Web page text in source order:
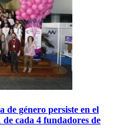
de género persiste en el
cada 4 fundadores de